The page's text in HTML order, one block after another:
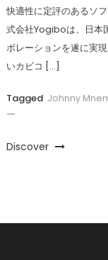
快適性に定評のあるソ
式会社Yogiboは、日本
ボレーションを遂に実
いカビコ […]
Tagged Johnny
ー
Discover